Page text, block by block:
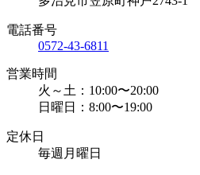
電話番号
0572-43-6811
営業時間
火～土：10:00〜20:00
日曜日：8:00〜19:00
定休日
毎週月曜日